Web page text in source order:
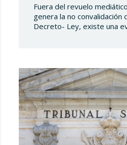
Fuera del revuelo
genera la no convalidación
Decreto- Ley, existe una
caso del Real Decreto-
marzo, de medidas en el
respuesta…